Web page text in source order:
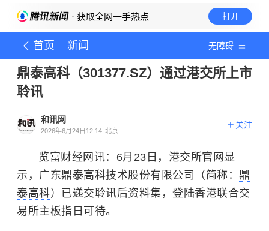
· 获取全网一手热点 打开
首页 新闻 无障碍
鼎泰高科（301377.SZ）通过港交所上市
聆讯
和讯网
2026年6月24日12:14 北京
关注
览富财经网讯：6月23日，港交所官网显
示，广东鼎泰高科技术股份有限公司（简称： 鼎
泰高科）已递交聆讯后资料集，登陆香港联合交
易所主板指日可待。